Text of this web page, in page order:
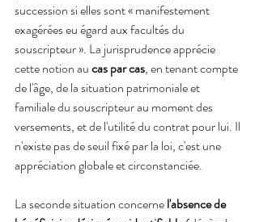
succession si elles sont « manifestement
exagérées eu égard aux facultés du
souscripteur ». La jurisprudence apprécie
cette notion au cas par cas, en tenant compte
de l'âge, de la situation patrimoniale et
familiale du souscripteur au moment des
versements, et de l'utilité du contrat pour lui. Il
n'existe pas de seuil fixé par la loi, c'est une
appréciation globale et circonstanciée.
La seconde situation concerne l'absence de